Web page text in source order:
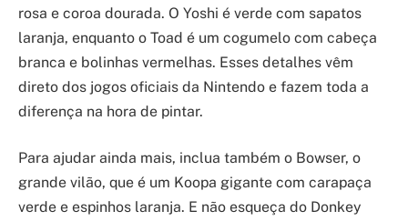
rosa e coroa dourada. O Yoshi é verde com sapatos
laranja, enquanto o Toad é um cogumelo com cabeça
branca e bolinhas vermelhas. Esses detalhes vêm
direto dos jogos oficiais da Nintendo e fazem toda a
diferença na hora de pintar.
Para ajudar ainda mais, inclua também o Bowser, o
grande vilão, que é um Koopa gigante com carapaça
verde e espinhos laranja. E não esqueça do Donkey